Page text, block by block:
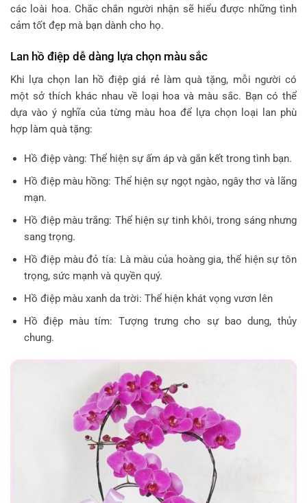
các loài hoa. Chắc chắn người nhận sẽ hiểu được những tình
cảm tốt đẹp mà bạn dành cho họ.
Lan hồ điệp dễ dàng lựa chọn màu sắc
Khi lựa chọn lan hồ điệp giá rẻ làm quà tặng, mỗi người có
một sở thích khác nhau về loại hoa và màu sắc. Bạn có thể
dựa vào ý nghĩa của từng màu hoa để lựa chọn loại lan phù
hợp làm quà tặng:
Hồ điệp vàng: Thể hiện sự ấm áp và gắn kết trong tình bạn.
Hồ điệp màu hồng: Thể hiện sự ngọt ngào, ngây thơ và lãng
mạn.
Hồ điệp màu trắng: Thể hiện sự tinh khôi, trong sáng nhưng
sang trọng.
Hồ điệp màu đỏ tía: Là màu của hoàng gia, thể hiện sự tôn
trọng, sức mạnh và quyền quý.
Hồ điệp màu xanh da trời: Thể hiện khát vọng vươn lên
Hồ điệp màu tím: Tượng trưng cho sự bao dung, thủy
chung.